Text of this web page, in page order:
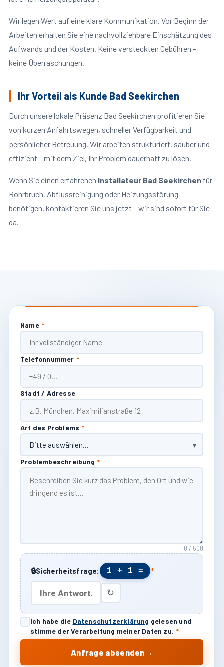
Wir legen Wert auf eine klare Kommunikation. Vor Beginn der
Arbeiten erhalten Sie eine nachvollziehbare Einschätzung des
Aufwands und der Kosten. Keine versteckten Gebühren –
keine Überraschungen.
Ihr Vorteil als Kunde Bad Seekirchen
Durch unsere lokale Präsenz Bad Seekirchen profitieren Sie
von kurzen Anfahrtswegen, schneller Verfügbarkeit und
persönlicher Betreuung. Wir arbeiten strukturiert, sauber und
effizient – mit dem Ziel, Ihr Problem dauerhaft zu lösen.
Wenn Sie einen erfahrenen Installateur Bad Seekirchenfür
Rohrbruch, Abflussreinigung oder Heizungsstörung
benötigen, kontaktieren Sie uns jetzt – wir sind sofort für Sie
da.
Name *
Telefonnummer *
Stadt / Adresse
Art des Problems *
Problembeschreibung *
0 / 500
🔒Sicherheitsfrage: 1 + 1 = *
↻
Ich habe die Datenschutzerklärung gelesen und
stimme der Verarbeitung meiner Daten zu. *
Anfrage absenden →